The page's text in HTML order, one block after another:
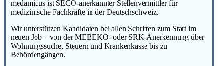
medamicus ist SECO-anerkannter Stellenvermittler für
medizinische Fachkräfte in der Deutschschweiz.
Wir unterstützen Kandidaten bei allen Schritten zum Start im
neuen Job – von der MEBEKO- oder SRK-Anerkennung über
Wohnungssuche, Steuern und Krankenkasse bis zu
Behördengängen.